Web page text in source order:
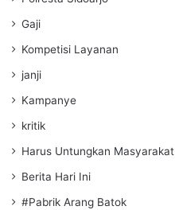
Gaji
Kompetisi Layanan
janji
Kampanye
kritik
Harus Untungkan Masyarakat
Berita Hari Ini
#Pabrik Arang Batok